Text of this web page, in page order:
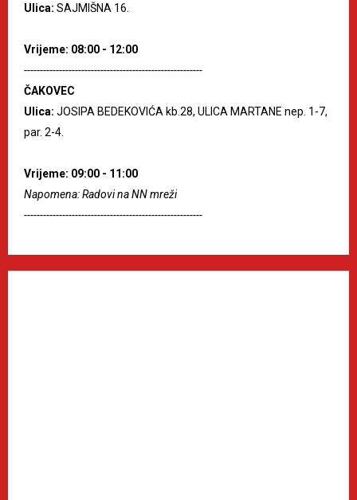
Ulica: SAJMIŠNA 16.
Vrijeme: 08:00 - 12:00
--------------------------------------------------------
ČAKOVEC
Ulica: JOSIPA BEDEKOVIĆA kb.28, ULICA MARTANE nep. 1-7,
par. 2-4.
Vrijeme: 09:00 - 11:00
Napomena: Radovi na NN mreži
--------------------------------------------------------